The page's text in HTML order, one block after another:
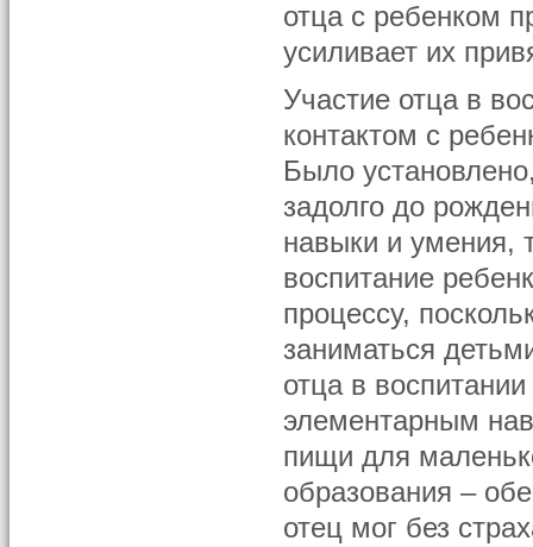
отца с ребенком
усиливает их
Участие отца в
контактом с
Было
задолго до
навыки и умения,
воспитание
процессу,
заниматься
отца в
элементарным
пищи для
образования –
отец мог без